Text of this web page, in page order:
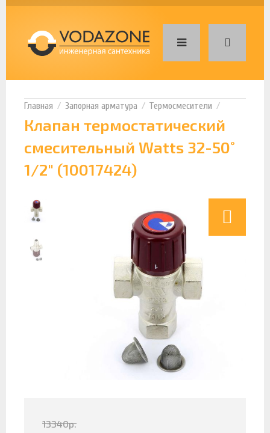
Запорная арматура Термосмесители
Клапан термостатический
смесительный Watts 32-50˚
1/2" (10017424)
13340р.